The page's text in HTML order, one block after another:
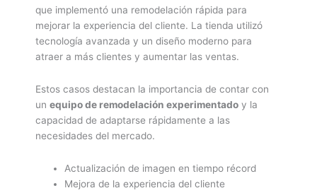
que implementó una remodelación rápida para
mejorar la experiencia del cliente. La tienda utilizó
tecnología avanzada y un diseño moderno para
atraer a más clientes y aumentar las ventas.
Estos casos destacan la importancia de contar con
un equipo de remodelación experimentado y la
capacidad de adaptarse rápidamente a las
necesidades del mercado.
Actualización de imagen en tiempo récord
Mejora de la experiencia del cliente